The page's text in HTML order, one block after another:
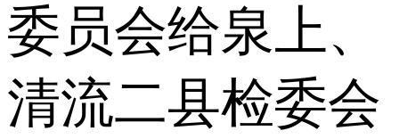
委员会给泉上、
清流二县检委会